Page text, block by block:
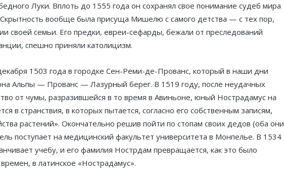
Луки. Вплоть до 1555 года он сохранял свое понимание судеб мира
вообще была присуща Мишелю с самого детства — с тех пор,
своей семьи. Его предки, евреи-сефарды, бежали от преследований
спешно приняли католицизм.
1503 года в городке Сен-Реми-де-Прованс, который в наши дни
Альпы — Прованс — Лазурный берег. В 1519 году, после неудачных
от чумы, разразившейся в то время в Авиньоне, юный Нострадамус на
в странствия, в которых пытается, согласно его собственным записям,
растений». Окончательно решив пойти по стопам своих дедов (оба они
поступает на медицинский факультет университета в Монпелье. В 1534
учебу, и его фамилия Нострдам превращается, как это было
в латинское «Нострадамус».